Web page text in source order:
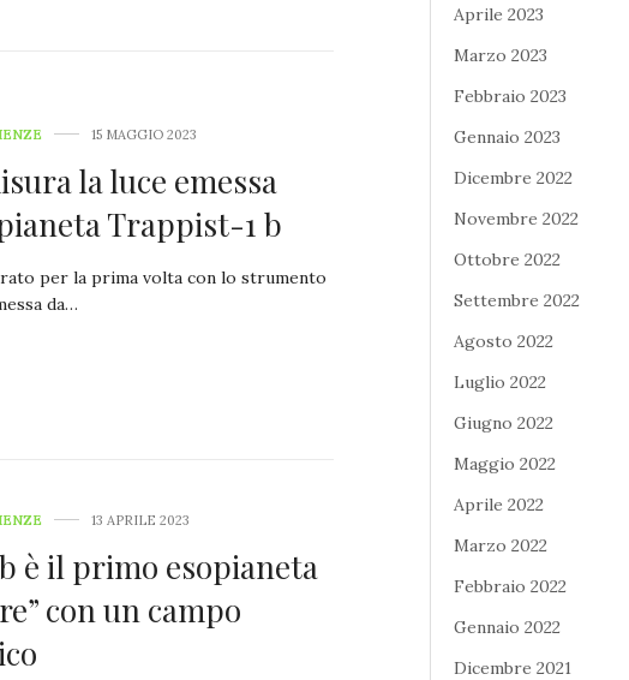
15 MAGGIO 2023
la luce emessa
Trappist-1 b
per la prima volta con lo strumento
da…
13 APRILE 2023
è il primo esopianeta
con un campo
Aprile 2023
Marzo 2023
Febbraio 2023
Gennaio 2023
Dicembre 2022
Novembre 2022
Ottobre 2022
Settembre 2022
Agosto 2022
Luglio 2022
Giugno 2022
Maggio 2022
Aprile 2022
Marzo 2022
Febbraio 2022
Gennaio 2022
Dicembre 2021